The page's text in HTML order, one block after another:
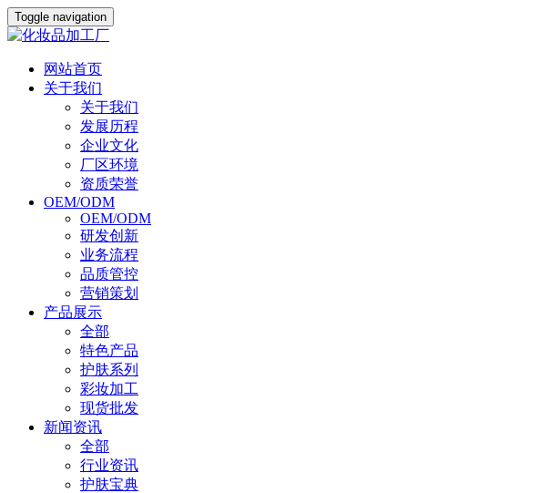
Toggle navigation
网站首页
关于我们
关于我们
发展历程
企业文化
厂区环境
资质荣誉
OEM/ODM
OEM/ODM
研发创新
业务流程
品质管控
营销策划
产品展示
全部
特色产品
护肤系列
彩妆加工
现货批发
新闻资讯
全部
行业资讯
护肤宝典